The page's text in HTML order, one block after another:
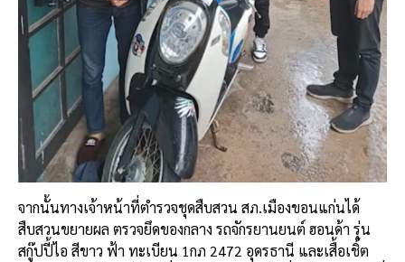
จากนั้นทางเจ้าหน้าที่ตำรวจชุดสืบสวน สภ.เมืองขอนแก่นได้
สืบสวนขยายผล ตรวจยึดของกลาง รถจักรยานยนต์ ฮอนด้า รุ่น
สกู๊ปปี้ไอ สีขาว ฟ้า ทะเบียน 1กภ 2472 อุดรธานี และเสื้อเชิ้ต